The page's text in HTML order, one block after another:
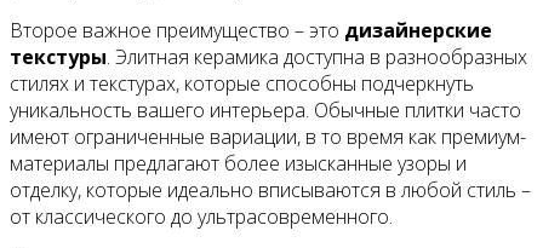
Второе важное преимущество – это дизайнерские
текстуры. Элитная керамика доступна в разнообразных
стилях и текстурах, которые способны подчеркнуть
уникальность вашего интерьера. Обычные плитки часто
имеют ограниченные вариации, в то время как премиум-
материалы предлагают более изысканные узоры и
отделку, которые идеально вписываются в любой стиль –
от классического до ультрасовременного.